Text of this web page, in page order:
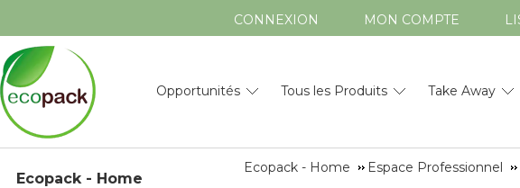
CONNEXION MON COMPTE
Opportunités Tous les Produits Take Away
Ecopack - Home
Ecopack - Home Espace Professionnel